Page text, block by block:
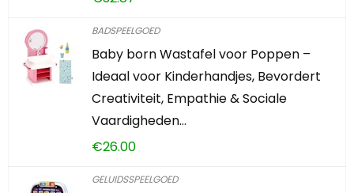
BADSPEELGOED
Baby born Wastafel voor Poppen –
Ideaal voor Kinderhandjes, Bevordert
Creativiteit, Empathie & Sociale
Vaardigheden…
€26.00
GELUIDSSPEELGOED